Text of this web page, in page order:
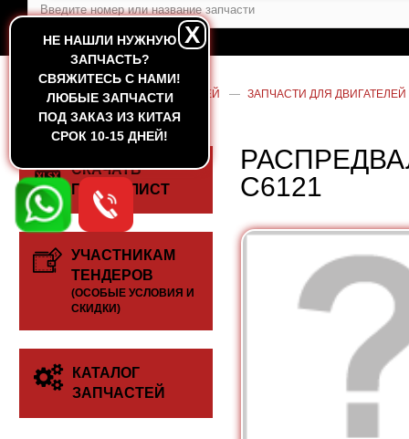
НЕ НАШЛИ НУЖНУЮ
ЗАПЧАСТЬ?
CВЯЖИТЕСЬ С НАМИ!
ЛЮБЫЕ ЗАПЧАСТИ
ПОД ЗАКАЗ ИЗ КИТАЯ
СРОК 10-15 ДНЕЙ!
X
ГЛАВНАЯ — КАТАЛОГ ЗАПЧАСТЕЙ — ЗАПЧАСТИ ДЛЯ ДВИГАТЕЛЕЙ
SHANGHAI C6121
СКАЧАТЬ
ПРАЙС-ЛИСТ
УЧАСТНИКАМ
ТЕНДЕРОВ
(ОСОБЫЕ УСЛОВИЯ И
СКИДКИ)
КАТАЛОГ
ЗАПЧАСТЕЙ
C6121